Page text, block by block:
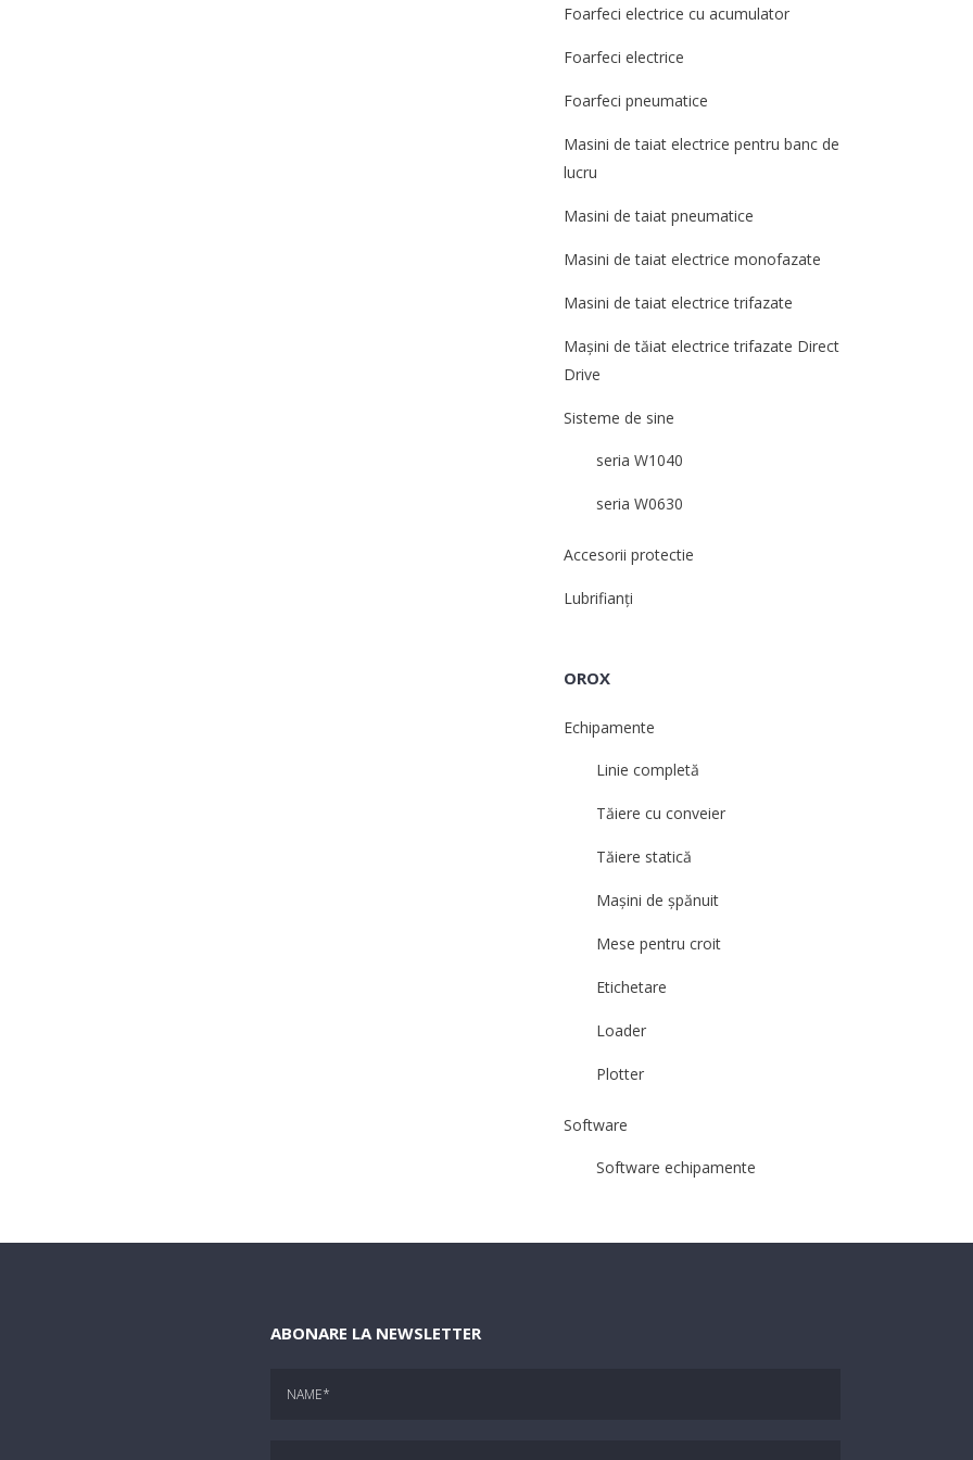
Foarfeci electrice cu acumulator
Foarfeci electrice
Foarfeci pneumatice
Masini de taiat electrice pentru banc de
lucru
Masini de taiat pneumatice
Masini de taiat electrice monofazate
Masini de taiat electrice trifazate
Mașini de tăiat electrice trifazate Direct
Drive
Sisteme de sine
seria W1040
seria W0630
Accesorii protectie
Lubrifianți
OROX
Echipamente
Linie completă
Tăiere cu conveier
Tăiere statică
Mașini de șpănuit
Mese pentru croit
Etichetare
Loader
Plotter
Software
Software echipamente
ABONARE LA NEWSLETTER